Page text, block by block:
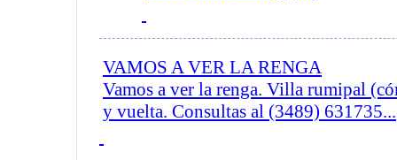
VAMOS A VER LA RENGA
Vamos a ver la renga. Villa rumipal
y vuelta. Consultas al (3489) 631735...